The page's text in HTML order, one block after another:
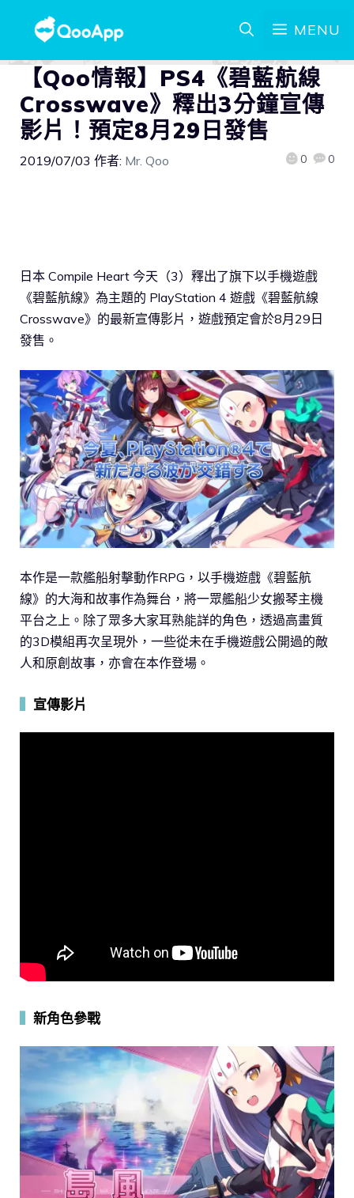
MENU
【Qoo情報】PS4《碧藍航線
Crosswave》釋出3分鐘宣傳
影片！預定8月29日發售
2019/07/03 作者: Mr. Qoo 0 0
日本 Compile Heart 今天（3）釋出了旗下以手機遊戲
《碧藍航線》為主題的 PlayStation 4 遊戲《碧藍航線
Crosswave》的最新宣傳影片，遊戲預定會於8月29日
發售。
本作是一款艦船射擊動作RPG，以手機遊戲《碧藍航
線》的大海和故事作為舞台，將一眾艦船少女搬琴主機
平台之上。除了眾多大家耳熟能詳的角色，透過高畫質
的3D模組再次呈現外，一些從未在手機遊戲公開過的敵
人和原創故事，亦會在本作登場。
宣傳影片
新角色參戰